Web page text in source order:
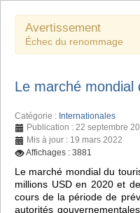
Avertissement
Échec du renommage
Le marché mondial
Catégorie : Internationales
Publication : 22 septembre
Mis à jour : 19 mars 2022
Affichages : 3881
Le marché mondial du
millions USD en 2020 et
cours de la période de
autorités